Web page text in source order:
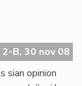
B, 30 nov 08
sian opinion